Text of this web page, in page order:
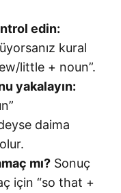
edin:
kural
little + noun”.
yakalayın:
daima
mı? Sonuç
için “so that +